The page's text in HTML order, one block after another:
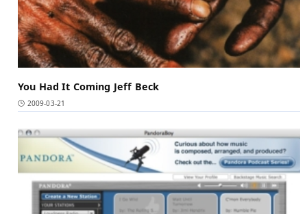
You Had It Coming Jeff Beck
2009-03-21